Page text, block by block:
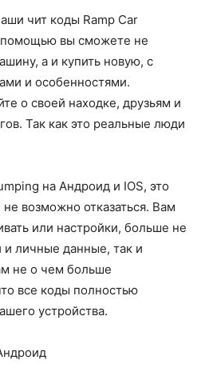
чит коды Ramp Car
помощью вы сможете не
а и купить новую, с
и особенностями.
о своей находке, друзьям и
Так как это реальные люди
на Андроид и IOS, это
возможно отказаться. Вам
или настройки, больше не
личные данные, так и
не о чем больше
все коды полностью
устройства.